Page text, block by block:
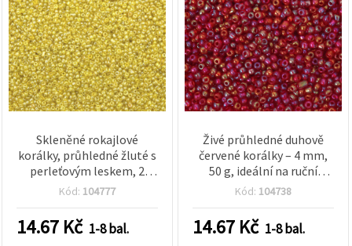
Skleněné rokajlové
korálky, průhledné žluté s
perleťovým leskem, 2
mm, 50 g
Kód: 104777
14.67 Kč 1-8 bal.
Živé průhledné duhově
červené korálky – 4 mm,
50 g, ideální na ruční
výrobu šperků, barevné
tvoření
Kód: 104738
14.67 Kč 1-8 bal.